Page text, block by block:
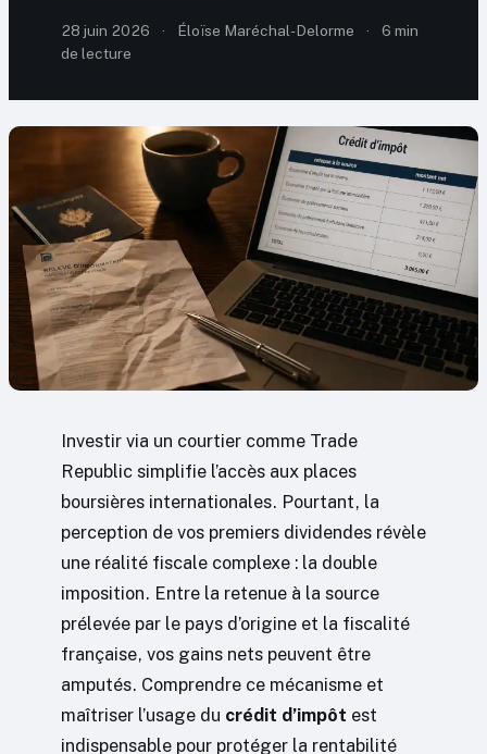
28 juin 2026 · Éloïse Maréchal-Delorme ·
6 min
de lecture
Investir via un courtier comme Trade
Republic simplifie l’accès aux places
boursières internationales. Pourtant, la
perception de vos premiers dividendes révèle
une réalité fiscale complexe : la double
imposition. Entre la retenue à la source
prélevée par le pays d’origine et la fiscalité
française, vos gains nets peuvent être
amputés. Comprendre ce mécanisme et
maîtriser l’usage du crédit d’impôt est
indispensable pour protéger la rentabilité